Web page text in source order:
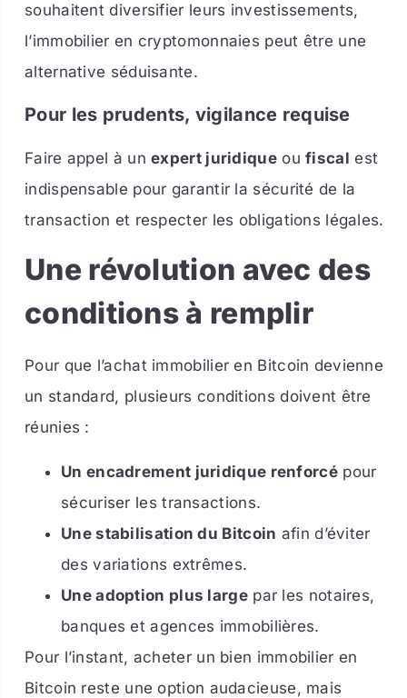
souhaitent diversifier leurs investissements,
l’immobilier en cryptomonnaies peut être une
alternative séduisante.
Pour les prudents, vigilance requise
Faire appel à unexpert juridiqueoufiscal est
indispensable pour garantir la sécurité de la
transaction et respecter les obligations légales.
Une révolution avec des
conditions à remplir
Pour que l’achat immobilier en Bitcoin devienne
un standard, plusieurs conditions doivent être
réunies :
Un encadrement juridique renforcépour
sécuriser les transactions.
Une stabilisation du Bitcoin afin d’éviter
des variations extrêmes.
Une adoption plus largepar les notaires,
banques et agences immobilières.
Pour l’instant, acheter un bien immobilier en
Bitcoin reste une option audacieuse, mais